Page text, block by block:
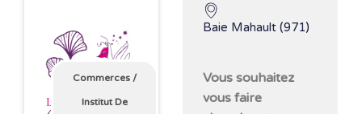
Commerces /
Institut De
Baie Mahault (971)
Vous souhaitez
vous faire